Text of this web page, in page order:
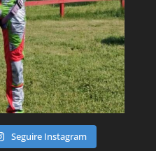
Seguire Instagram